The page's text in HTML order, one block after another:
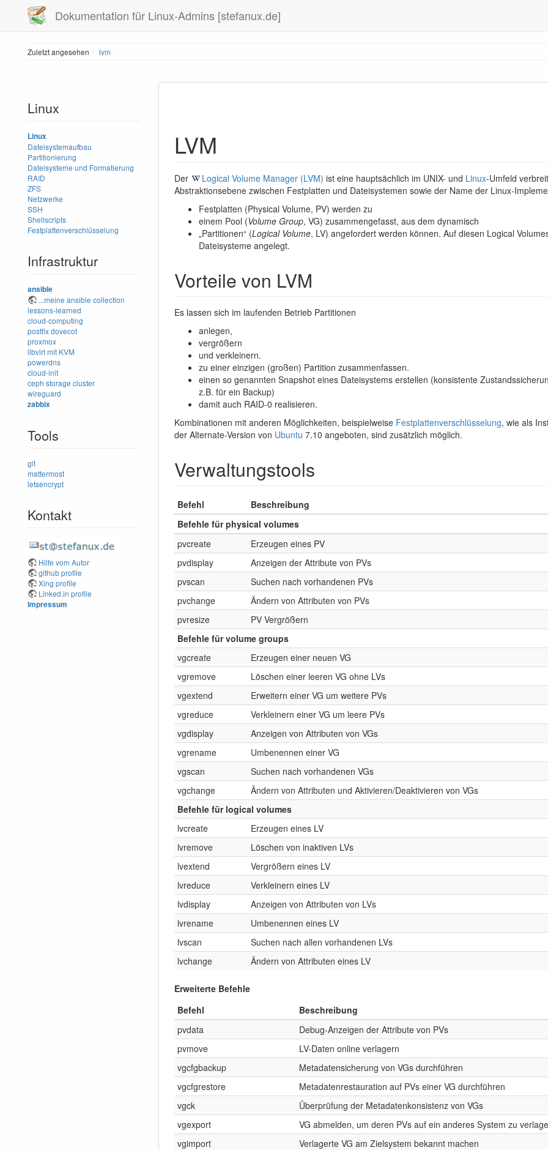
Dokumentation für Linux-Admins [stefanux.de]
Zuletzt angesehen lvm
Linux
Linux
Dateisystemaufbau
Partitionierung
Dateisysteme und Formatierung
RAID
ZFS
Netzwerke
SSH
Shellscripts
Festplattenverschlüsselung
Infrastruktur
ansible
...meine ansible collection
lessons-learned
cloud-computing
postfixdovecot
proxmox
libvirt mit KVM
powerdns
cloud-init
ceph storage cluster
wireguard
zabbix
Tools
git
mattermost
letsencrypt
Kontakt
Hilfe vom Autor
github profile
Xing profile
Linked.in profile
Impressum
LVM
Der Logical Volume Manager (LVM) ist eine hauptsächlich im UNIX- und Linux-Umfeld
Abstraktionsebene zwischen Festplatten und Dateisystemen sowie der Name der Linux-
Festplatten (Physical Volume, PV) werden zu
einem Pool (Volume Group, VG) zusammengefasst, aus dem dynamisch
„Partitionen“ (Logical Volume, LV) angefordert werden können. Auf diesen Logical
Dateisysteme angelegt.
Vorteile von LVM
Es lassen sich im laufenden Betrieb Partitionen
anlegen,
vergrößern
und verkleinern.
zu einer einzigen (großen) Partition zusammenfassen.
einen so genannten Snapshot eines Dateisystems erstellen (konsistente
z.B. für ein Backup)
damit auch RAID-0 realisieren.
Kombinationen mit anderen Möglichkeiten, beispielweise Festplattenverschlüsselung, wie als
der Alternate-Version von Ubuntu 7.10 angeboten, sind zusätzlich möglich.
Verwaltungstools
Befehl
Beschreibung
Befehle für physical volumes
pvcreate
Erzeugen eines PV
pvdisplay
Anzeigen der Attribute von PVs
pvscan
Suchen nach vorhandenen PVs
pvchange
Ändern von Attributen von PVs
pvresize
PV Vergrößern
Befehle für volume groups
vgcreate
Erzeugen einer neuen VG
vgremove
Löschen einer leeren VG ohne LVs
vgextend
Erweitern einer VG um weitere PVs
vgreduce
Verkleinern einer VG um leere PVs
vgdisplay
Anzeigen von Attributen von VGs
vgrename
Umbenennen einer VG
vgscan
Suchen nach vorhandenen VGs
vgchange
Ändern von Attributen und Aktivieren/Deaktivieren von VGs
Befehle für logical volumes
lvcreate
Erzeugen eines LV
lvremove
Löschen von inaktiven LVs
lvextend
Vergrößern eines LV
lvreduce
Verkleinern eines LV
lvdisplay
Anzeigen von Attributen von LVs
lvrename
Umbenennen eines LV
lvscan
Suchen nach allen vorhandenen LVs
lvchange
Ändern von Attributen eines LV
Erweiterte Befehle
Befehl
Beschreibung
pvdata
Debug-Anzeigen der Attribute von PVs
pvmove
LV-Daten online verlagern
vgcfgbackup
Metadatensicherung von VGs durchführen
vgcfgrestore
Metadatenrestauration auf PVs einer VG durchführen
vgck
Überprüfung der Metadatenkonsistenz von VGs
vgexport
VG abmelden, um deren PVs auf ein anderes System zu
vgimport
Verlagerte VG am Zielsystem bekannt machen